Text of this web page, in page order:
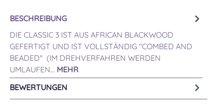
BESCHREIBUNG
DIE CLASSIC 3 IST AUS AFRICAN BLACKWOOD
GEFERTIGT UND IST VOLLSTÄNDIG "COMBED AND
BEADED" (IM DREHVERFAHREN WERDEN
UMLAUFEN… MEHR
BEWERTUNGEN